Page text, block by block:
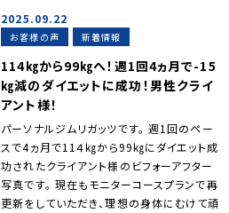
2025.09.22
お客様の声 新着情報
114㎏から99㎏へ！週1回4ヵ月で-15
㎏減のダイエットに成功！男性クライ
アント様！
パーソナルジムリガッツです。 週1回のペー
スで4ヵ月で11４㎏から99㎏にダイエット成
功されたクライアント様のビフォーアフター
写真です。 現在もモニターコースプランで再
更新をしていただき、理想の身体にむけて頑